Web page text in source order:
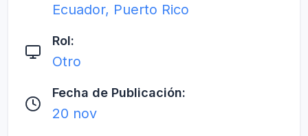
Ecuador, Puerto Rico
Rol:
Otro
Fecha de Publicación:
20 nov